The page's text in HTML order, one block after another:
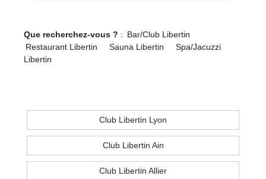
Que recherchez-vous ? : Bar/Club Libertin
Restaurant Libertin
Sauna Libertin
Spa/Jacuzzi
Libertin
Club Libertin Lyon
Club Libertin Ain
Club Libertin Allier